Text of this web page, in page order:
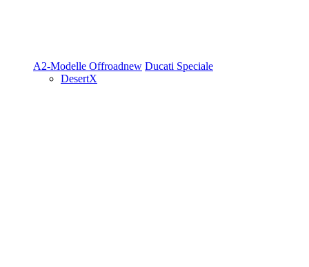
A2-Modelle Offroadnew Ducati Speciale
DesertX